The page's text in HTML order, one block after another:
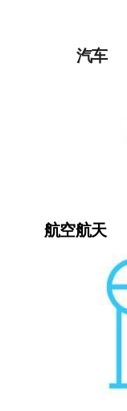
汽车
航空航天